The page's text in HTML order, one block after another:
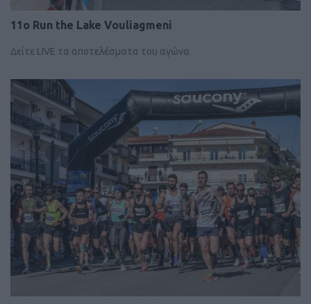
11ο Run the Lake Vouliagmeni
Δείτε LIVE τα αποτελέσματα του αγώνα